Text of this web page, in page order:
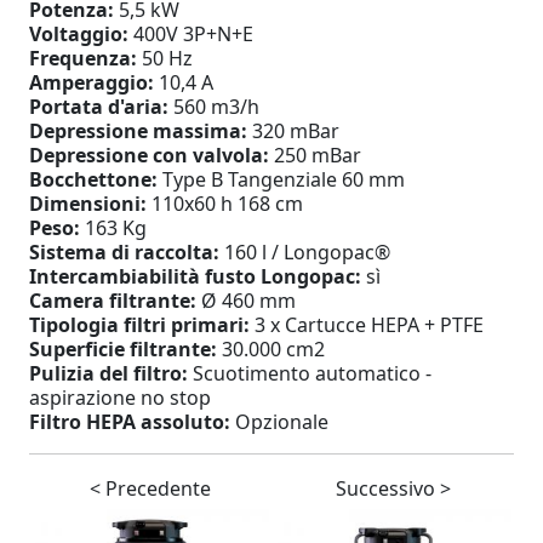
Potenza: 5,5 kW
Voltaggio: 400V 3P+N+E
Frequenza: 50 Hz
Amperaggio: 10,4 A
Portata d'aria: 560 m3/h
Depressione massima: 320 mBar
Depressione con valvola: 250 mBar
Bocchettone: Type B Tangenziale 60 mm
Dimensioni: 110x60 h 168 cm
Peso: 163 Kg
Sistema di raccolta: 160 l / Longopac®
Intercambiabilità fusto Longopac: sì
Camera filtrante: Ø 460 mm
Tipologia filtri primari: 3 x Cartucce HEPA + PTFE
Superficie filtrante: 30.000 cm2
Pulizia del filtro: Scuotimento automatico -
aspirazione no stop
Filtro HEPA assoluto: Opzionale
< Precedente Successivo >